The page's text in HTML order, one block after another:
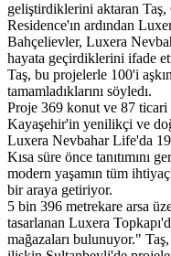
geliştirdiklerini aktaran
Residence'ın ardından
Bahçelievler, Luxera
hayata geçirdiklerini ifade
Taş, bu projelerle 100'i
tamamladıklarını söyledı.
Proje 369 konut ve 87
Kayaşehir'in yenilikçi ve
Luxera Nevbahar Life'da
Kısa süre önce tanıtımını
modern yaşamın tüm
bir araya getiriyor.
5 bin 396 metrekare arsa
tasarlanan Luxera
mağazaları bulunuyor."